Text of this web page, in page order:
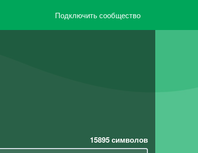
Подключить сообщество
15895символов